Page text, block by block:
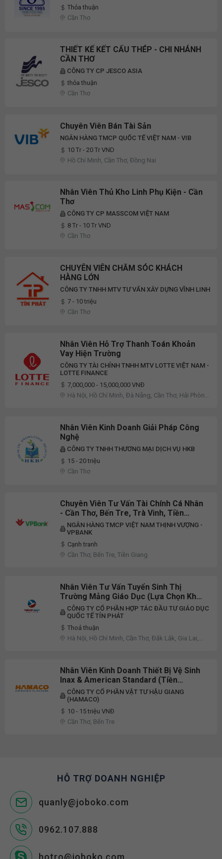
Thỏa thuận
Cần Thơ
THIẾT KẾ KẾT CẤU THÉP - CHI NHÁNH
CẦN THƠ
CÔNG TY CP JESCO ASIA
thỏa thuận
Cần Thơ
Chuyên Viên Bán Tài Sản
NGÂN HÀNG TMCP QUỐC TẾ VIỆT NAM - VIB
10 Tr - 20 Tr VND
Hồ Chí Minh, Cần Thơ, Đồng Nai
Nhân Viên Thủ Kho Linh Phụ Kiện - Cần
Thơ
CÔNG TY CP MASSCOM VIỆT NAM
8 Tr - 10 Tr VND
Cần Thơ
CHUYÊN VIÊN CHĂM SÓC KHÁCH
HÀNG LỚN
CÔNG TY TNHH MTV TƯ VẤN XÂY DỰNG VĨNH LINH
7 - 10 triệu
Cần Thơ
Nhân Viên Hỗ Trợ Thanh Toán Khoản
Vay Hiện Trường
CÔNG TY TÀI CHÍNH TNHH MTV LOTTE VIỆT NAM -
LOTTE FINANCE
7,000,000 - 15,000,000 VNĐ
Hà Nội, Hồ Chí Minh, Đà Nẵng, Cần Thơ, Hải Phòng,
Nhân Viên Kinh Doanh Giải Pháp Công
Nghệ
CÔNG TY TNHH THƯƠNG MẠI DỊCH VỤ HKB
15 - 20 triệu
Cần Thơ
Chuyên Viên Tư Vấn Tài Chính Cá Nhân
- Cần Thơ, Bến Tre, Trà Vinh, Tiền
Giang, Kiên Giang - TA142
NGÂN HÀNG TMCP VIỆT NAM THỊNH VƯỢNG -
VPBANK
Cạnh tranh
Cần Thơ, Bến Tre, Tiền Giang
Nhân Viên Tư Vấn Tuyển Sinh Thị
Trường Mảng Giáo Dục (Lựa Chọn Khu
Vực Làm Việc, Mảng Giáo Dục)
CÔNG TY CỔ PHẦN HỢP TÁC ĐẦU TƯ GIÁO DỤC
QUỐC TẾ TÍN PHÁT
Thoả thuận
Hà Nội, Hồ Chí Minh, Cần Thơ, Đắk Lắk, Gia Lai,
Nhân Viên Kinh Doanh Thiết Bị Vệ Sinh
Inax & American Standard (Tiền
Giang/Bến Tre)
CÔNG TY CỔ PHẦN VẬT TƯ HẬU GIANG
(HAMACO)
10 - 15 triệu VNĐ
Cần Thơ, Bến Tre
HỖ TRỢ DOANH NGHIỆP
quanly@joboko.com
0962.107.888
hotro@joboko.com